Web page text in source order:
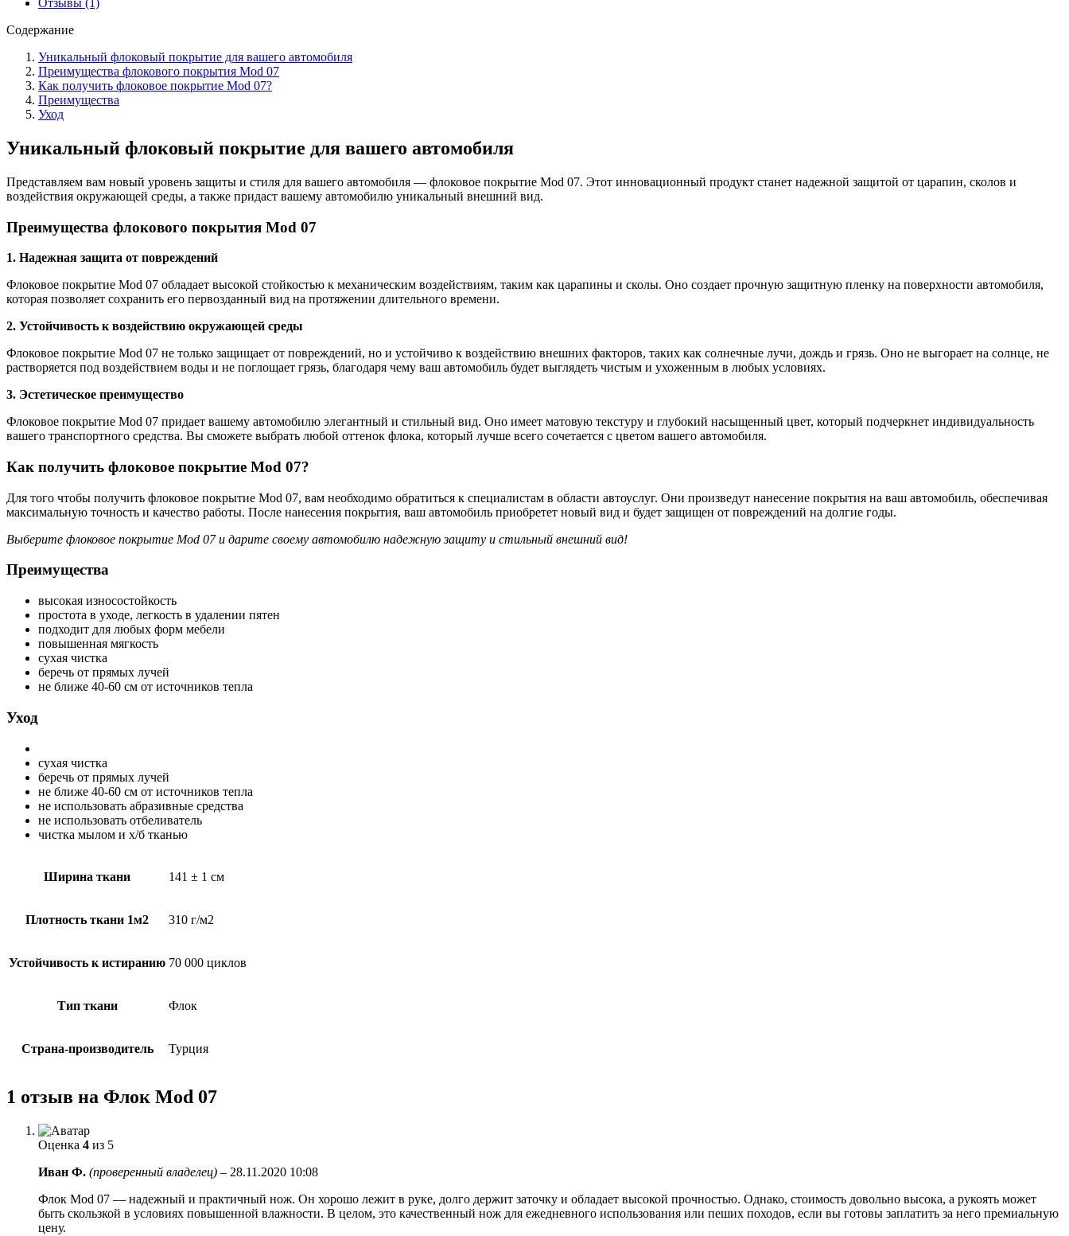
Отзывы (1)
Содержание
Уникальный флоковый покрытие для вашего автомобиля
Преимущества флокового покрытия Mod 07
Как получить флоковое покрытие Mod 07?
Преимущества
Уход
Уникальный флоковый покрытие для вашего автомобиля
Представляем вам новый уровень защиты и стиля для вашего автомобиля — флоковое покрытие Mod 07. Этот инновационный продукт станет надежной защитой от царапин, сколов и
воздействия окружающей среды, а также придаст вашему автомобилю уникальный внешний вид.
Преимущества флокового покрытия Mod 07
1. Надежная защита от повреждений
Флоковое покрытие Mod 07 обладает высокой стойкостью к механическим воздействиям, таким как царапины и сколы. Оно создает прочную защитную пленку на поверхности автомобиля,
которая позволяет сохранить его первозданный вид на протяжении длительного времени.
2. Устойчивость к воздействию окружающей среды
Флоковое покрытие Mod 07 не только защищает от повреждений, но и устойчиво к воздействию внешних факторов, таких как солнечные лучи, дождь и грязь. Оно не выгорает на солнце, не
растворяется под воздействием воды и не поглощает грязь, благодаря чему ваш автомобиль будет выглядеть чистым и ухоженным в любых условиях.
3. Эстетическое преимущество
Флоковое покрытие Mod 07 придает вашему автомобилю элегантный и стильный вид. Оно имеет матовую текстуру и глубокий насыщенный цвет, который подчеркнет индивидуальность
вашего транспортного средства. Вы сможете выбрать любой оттенок флока, который лучше всего сочетается с цветом вашего автомобиля.
Как получить флоковое покрытие Mod 07?
Для того чтобы получить флоковое покрытие Mod 07, вам необходимо обратиться к специалистам в области автоуслуг. Они произведут нанесение покрытия на ваш автомобиль, обеспечивая
максимальную точность и качество работы. После нанесения покрытия, ваш автомобиль приобретет новый вид и будет защищен от повреждений на долгие годы.
Выберите флоковое покрытие Mod 07 и дарите своему автомобилю надежную защиту и стильный внешний вид!
Преимущества
высокая износостойкость
простота в уходе, легкость в удалении пятен
подходит для любых форм мебели
повышенная мягкость
сухая чистка
беречь от прямых лучей
не ближе 40-60 см от источников тепла
Уход
сухая чистка
беречь от прямых лучей
не ближе 40-60 см от источников тепла
не использовать абразивные средства
не использовать отбеливатель
чистка мылом и х/б тканью
Ширина ткани 141 ± 1 см
Плотность ткани 1м2 310 г/м2
Устойчивость к истиранию 70 000 циклов
Тип ткани Флок
Страна-производитель Турция
1 отзыв на Флок Mod 07
Оценка 4 из 5
Иван Ф. (проверенный владелец) – 28.11.2020 10:08
Флок Mod 07 — надежный и практичный нож. Он хорошо лежит в руке, долго держит заточку и обладает высокой прочностью. Однако, стоимость довольно высока, а рукоять может
быть скользкой в условиях повышенной влажности. В целом, это качественный нож для ежедневного использования или пеших походов, если вы готовы заплатить за него премиальную
цену.